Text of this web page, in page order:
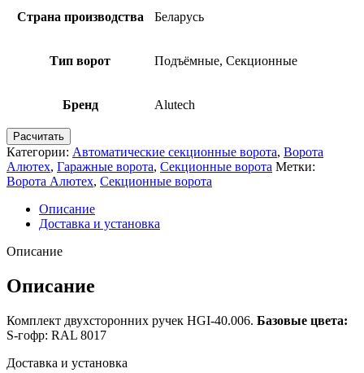
Страна производства Беларусь
Тип ворот Подъёмные, Секционные
Бренд Alutech
Расчитать
Категории: Автоматические секционные ворота, Ворота
Алютех, Гаражные ворота, Секционные ворота Метки:
Ворота Алютех, Секционные ворота
Описание
Доставка и установка
Описание
Описание
Комплект двухсторонних ручек HGI-40.006. Базовые цвета:
S-гофр: RAL 8017
Доставка и установка